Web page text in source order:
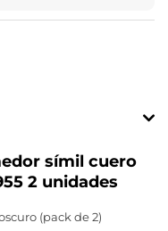
símil cuero
2 unidades
(pack de 2)